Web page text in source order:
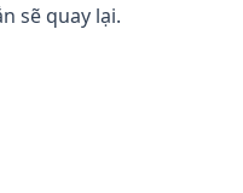
sẽ quay lại.